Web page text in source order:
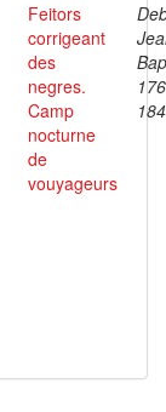
Feitors
corrigeant
des
negres.
Camp
nocturne
de
vouyageurs